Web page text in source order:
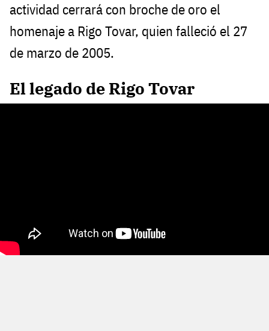
actividad cerrará con broche de oro el
homenaje a Rigo Tovar, quien falleció el 27
de marzo de 2005.
El legado de Rigo Tovar